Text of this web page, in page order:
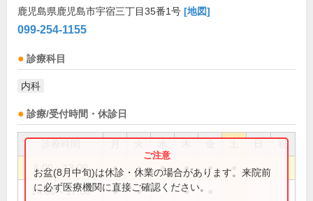
鹿児島県鹿児島市宇宿三丁目35番1号 [地図]
099-254-1155
診療科目
内科
診療/受付時間・休診日
祝
8:00～13:00 ● ● ● ● ●
14:00～17:00 ● ● ●
お盆(8月中旬)は休診・休業の場合があります。来院前
に必ず医療機関に直接ご確認ください。